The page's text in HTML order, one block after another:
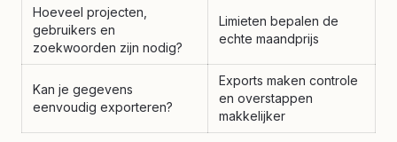
Hoeveel projecten,
gebruikers en
zoekwoorden zijn nodig?
Limieten bepalen de
echte maandprijs
Kan je gegevens
eenvoudig exporteren?
Exports maken controle
en overstappen
makkelijker